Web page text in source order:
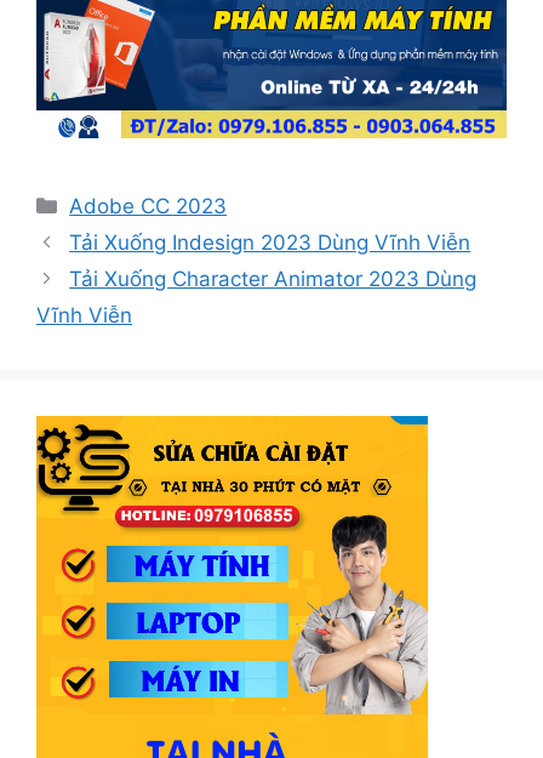
Danh
mục
Adobe CC 2023
Tải Xuống Indesign 2023 Dùng Vĩnh Viễn
Tải Xuống Character Animator 2023 Dùng
Vĩnh Viễn